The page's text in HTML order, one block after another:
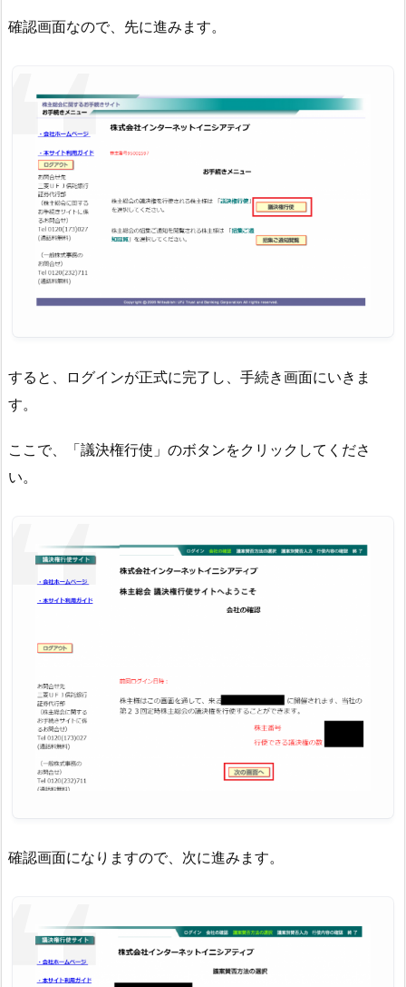
確認画面なので、先に進みます。
すると、ログインが正式に完了し、手続き画面にいきま
す。
ここで、「議決権行使」のボタンをクリックしてくださ
い。
確認画面になりますので、次に進みます。